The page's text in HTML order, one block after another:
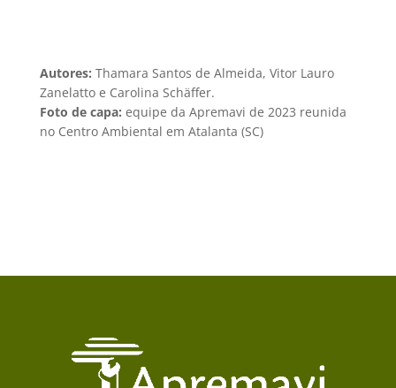
Autores: Thamara Santos de Almeida, Vitor Lauro
Zanelatto e Carolina Schäffer.
Foto de capa: equipe da Apremavi de 2023 reunida
no Centro Ambiental em Atalanta (SC)